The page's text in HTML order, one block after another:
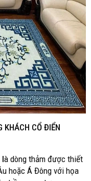
KHÁCH CỔ ĐIỂN
là dòng thảm được thiết
hoặc Á Đông với họa